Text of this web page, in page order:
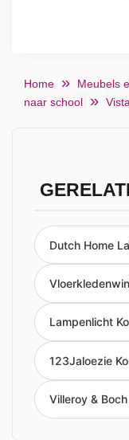
Home Meubels
naar school
Dutch Home
Lampenlicht
123Jaloezie
Villeroy &